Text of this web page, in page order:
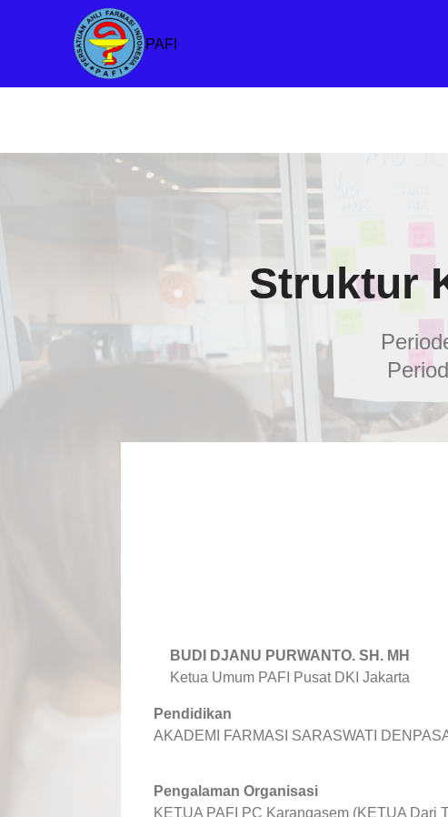
PAFI
Struktur
BUDI DJANU PURWANTO. SH. MH
Ketua Umum PAFI Pusat DKI Jakarta
Pendidikan
AKADEMI FARMASI SARASWATI
Pengalaman Organisasi
KETUA PAFI PC Karangasem (KETUA Dari